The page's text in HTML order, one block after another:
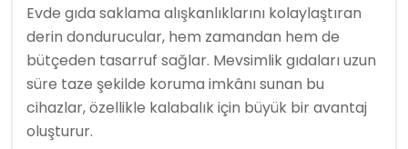
Evde gıda saklama alışkanlıklarını kolaylaştıran
derin dondurucular, hem zamandan hem de
bütçeden tasarruf sağlar. Mevsimlik gıdaları uzun
süre taze şekilde koruma imkânı sunan bu
cihazlar, özellikle kalabalık için büyük bir avantaj
oluşturur.